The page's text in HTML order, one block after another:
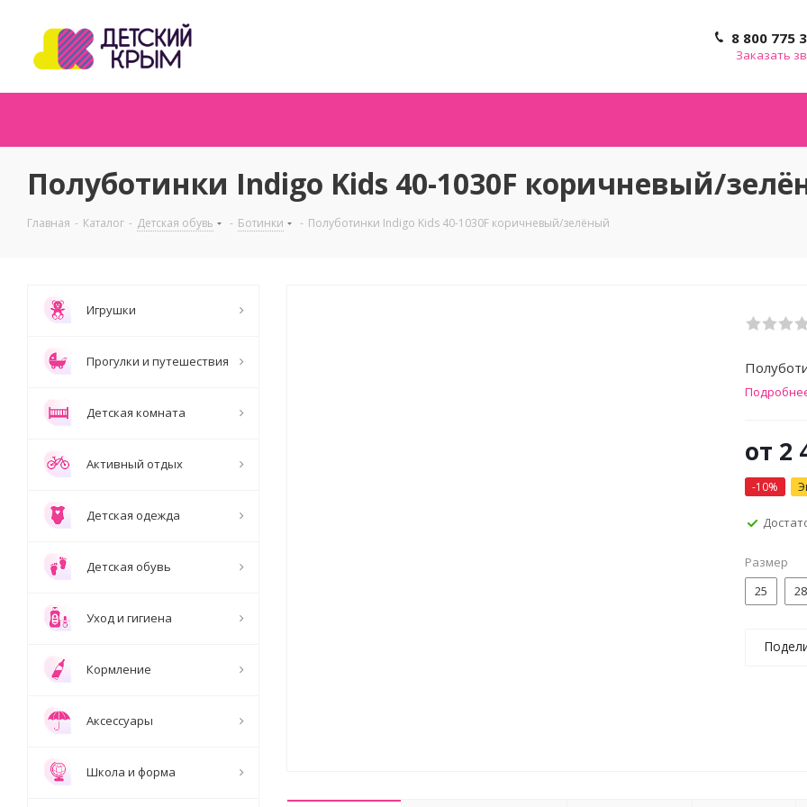
8 800 775
Заказать
Полуботинки Indigo Kids 40-1030F коричневый/
Главная - Каталог - Детская обувь - Ботинки - Полуботинки Indigo Kids 40-1030F коричневый/зелёный
от 2
-10%
Размер
25
28
Игрушки
Прогулки и путешествия
Детская комната
Активный отдых
Детская одежда
Детская обувь
Уход и гигиена
Кормление
Аксессуары
Школа и форма